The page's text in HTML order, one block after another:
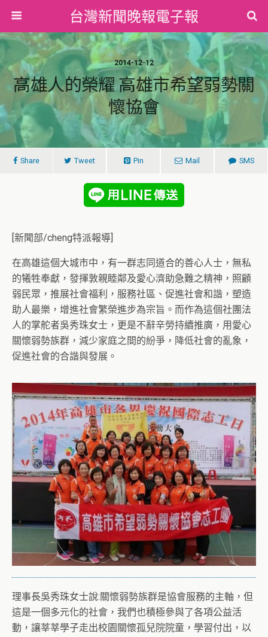
台灣新聞晚報電子報
2014-12-12
高雄人的榮耀 高雄市希望弱勢關
懷協會
Share Tweet Pin Mail SMS
[新聞部/cheng特派報導]
在高雄這個大城市中，有一群志同道合的善心人士，無私
的犧牲奉獻，發揮敦親睦鄰及愛心濟助急難之精神，照顧
弱民眾，推展社會福利，服務社區、促進社會和諧，塑造
助人最樂，增進社會繁榮進步為宗旨。而作為這個社團法
人的掌舵者吳秀珠女士，更是不辭辛勞持續推廣，用愛心
關懷弱勢族群，減少家庭之間的紛爭，降低社會的亂象，
促進社會的合諧與發展。
理事長吳秀珠女士說:關懷弱勢族群是協會服務的主軸，但
這是一個多元化的社會，我們也積極參與了各項公益活
動，讓莘莘學子走出校園關懷孤兒院院童，學習付出，以